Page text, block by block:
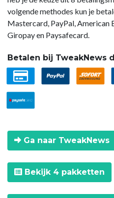
volgende methodes kun je
Mastercard, PayPal, American
Giropay en Paysafecard.
Betalen bij TweakNews
Ga naar TweakNews
Bekijk 4 pakketten